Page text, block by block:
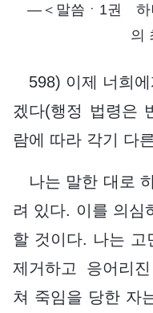
―＜말씀ㆍ1권 하
의
598) 이제 너희
겠다(행정 법령은
람에 따라 각기 다
나는 말한 대로
려 있다. 이를 의심
할 것이다. 나는 고
제거하고 응어리
쳐 죽임을 당한 자